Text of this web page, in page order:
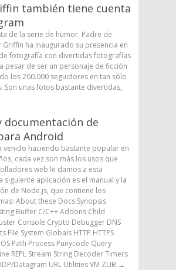
también tiene cuenta
de la serie de humor, Padre de
Griffin ha inaugurado su presencia en
fotografía con divertidas fotografías
pesar de ser un personaje de ficción
los 200.000 seguidores en tan sólo
Son unas fotos bastante divertidas,
documentación de
Android
venido haciendo bastante popular en
cada vez son más los usos que
web le damos a esta
siguiente aplicación es el manual y la
de Node.js, que contiene los
About these Docs Synopsis
Buffer C/C++ Addons Child
Console Crypto Debugger DNS
File System Globals HTTP HTTPS
Path Process Punycode Query
REPL Stream String Decoder Timers
Datagram URL Utilities VM ZLIB →